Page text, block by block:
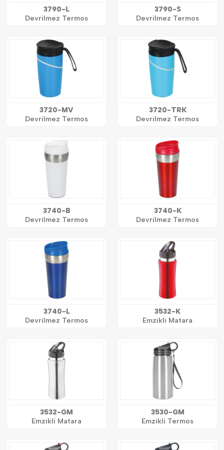
3790-L
Devrilmez Termos
3790-S
Devrilmez Termos
3720-MV
Devrilmez Termos
3720-TRK
Devrilmez Termos
3740-B
Devrilmez Termos
3740-K
Devrilmez Termos
3740-L
Devrilmez Termos
3532-K
Emzikli Matara
3532-GM
Emzikli Matara
3530-GM
Emzikli Termos